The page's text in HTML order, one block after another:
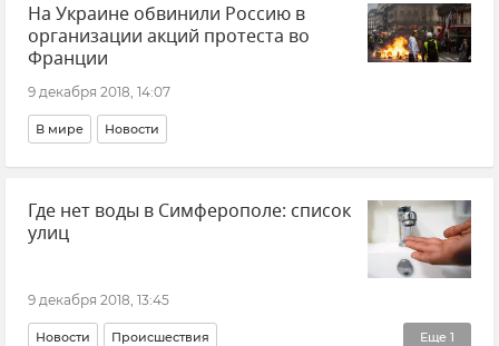
На Украине обвинили Россию в
организации акций протеста во
Франции
9 декабря 2018, 14:07
В мире Новости
Где нет воды в Симферополе: список
улиц
9 декабря 2018, 13:45
Еще 1
Новости Происшествия